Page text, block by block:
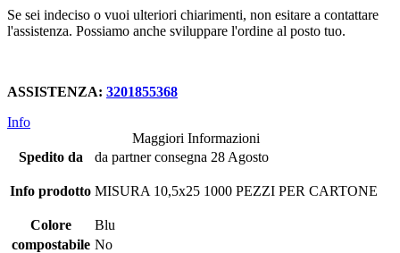
Se sei indeciso o vuoi ulteriori chiarimenti, non esitare a contattare
l'assistenza. Possiamo anche sviluppare l'ordine al posto tuo.
ASSISTENZA: 3201855368
Info
Maggiori Informazioni
Spedito da
da partner consegna 28 Agosto
Info prodotto MISURA 10,5x25 1000 PEZZI PER CARTONE
Colore
Blu
compostabile No